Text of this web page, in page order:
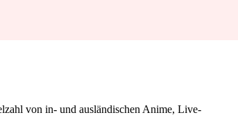
von in- und ausländischen Anime, Live-